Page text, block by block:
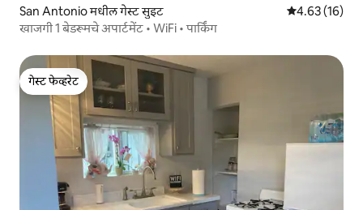
San Antonio मधील गेस्ट सुइट 5 पैकी 4.63
4.63 (16)
खाजगी 1 बेडरूमचे अपार्टमेंट • WiFi • पार्किंग
गेस्ट फेव्हरेट
गेस्ट फेव्हरेट